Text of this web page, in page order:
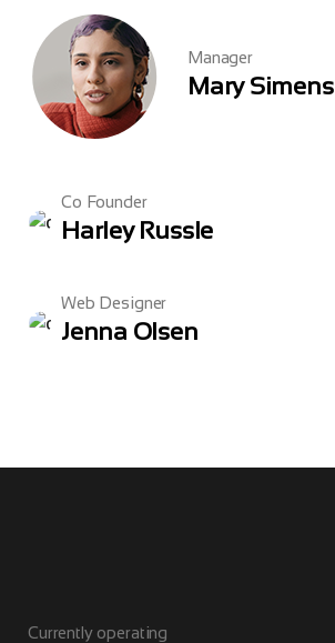
Manager
Mary Simens
Co Founder
Harley Russle
Web Designer
Jenna Olsen
Currently operating